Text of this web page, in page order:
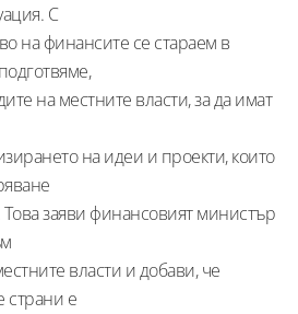
С
на финансите се стараем в
на местните власти, за да имат
на идеи и проекти, които
Това заяви финансовият министър
власти и добави, че
страни е